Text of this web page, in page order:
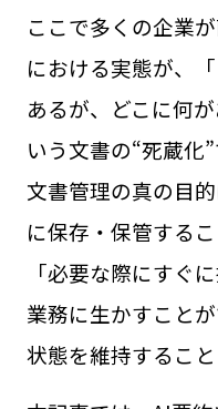
ここで多くの企業
における実態が、
あるが、どこに何
いう文書の“死蔵化”
文書管理の真の目
に保存・保管する
「必要な際にすぐ
業務に生かすこと
状態を維持すること